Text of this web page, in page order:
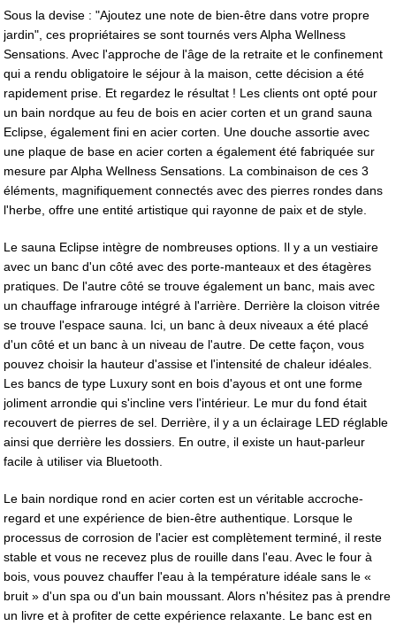
Sous la devise : "Ajoutez une note de bien-être dans votre propre
jardin", ces propriétaires se sont tournés vers Alpha Wellness
Sensations. Avec l'approche de l'âge de la retraite et le confinement
qui a rendu obligatoire le séjour à la maison, cette décision a été
rapidement prise. Et regardez le résultat ! Les clients ont opté pour
un bain nordque au feu de bois en acier corten et un grand sauna
Eclipse, également fini en acier corten. Une douche assortie avec
une plaque de base en acier corten a également été fabriquée sur
mesure par Alpha Wellness Sensations. La combinaison de ces 3
éléments, magnifiquement connectés avec des pierres rondes dans
l'herbe, offre une entité artistique qui rayonne de paix et de style.
Le sauna Eclipse intègre de nombreuses options. Il y a un vestiaire
avec un banc d'un côté avec des porte-manteaux et des étagères
pratiques. De l'autre côté se trouve également un banc, mais avec
un chauffage infrarouge intégré à l'arrière. Derrière la cloison vitrée
se trouve l'espace sauna. Ici, un banc à deux niveaux a été placé
d'un côté et un banc à un niveau de l'autre. De cette façon, vous
pouvez choisir la hauteur d'assise et l'intensité de chaleur idéales.
Les bancs de type Luxury sont en bois d'ayous et ont une forme
joliment arrondie qui s'incline vers l'intérieur. Le mur du fond était
recouvert de pierres de sel. Derrière, il y a un éclairage LED réglable
ainsi que derrière les dossiers. En outre, il existe un haut-parleur
facile à utiliser via Bluetooth.
Le bain nordique rond en acier corten est un véritable accroche-
regard et une expérience de bien-être authentique. Lorsque le
processus de corrosion de l'acier est complètement terminé, il reste
stable et vous ne recevez plus de rouille dans l'eau. Avec le four à
bois, vous pouvez chauffer l'eau à la température idéale sans le «
bruit » d'un spa ou d'un bain moussant. Alors n'hésitez pas à prendre
un livre et à profiter de cette expérience relaxante. Le banc est en